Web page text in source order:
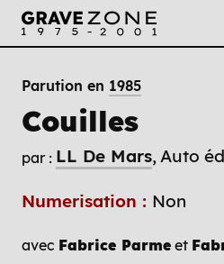
Parution en 1985
Couilles
par : LL De Mars Auto
Numerisation : Non
avec Fabrice Parme et